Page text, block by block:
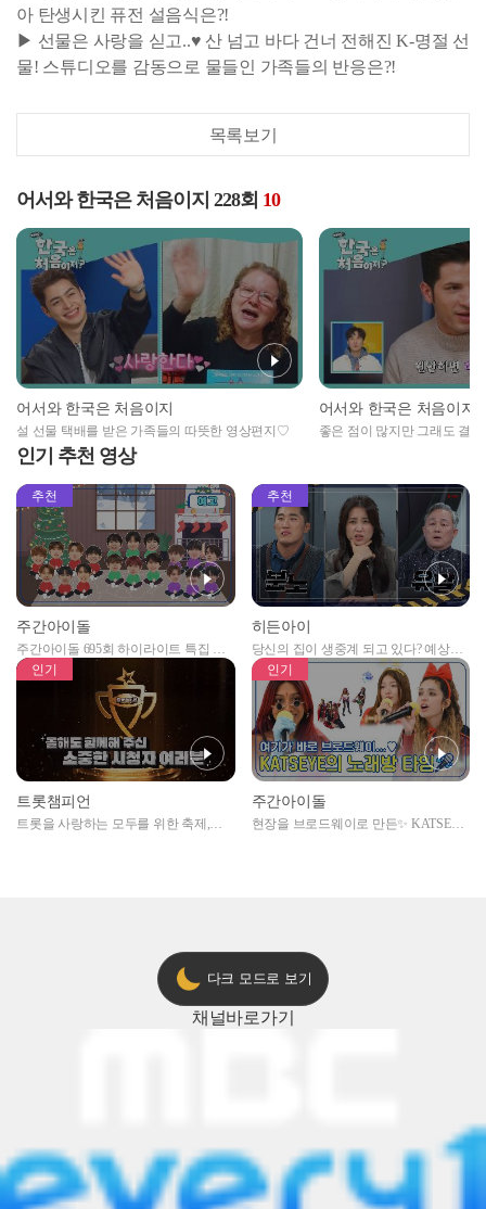
아 탄생시킨 퓨전 설음식은?!
▶ 선물은 사랑을 싣고..♥ 산 넘고 바다 건너 전해진 K-명절 선
물! 스튜디오를 감동으로 물들인 가족들의 반응은?!
목록보기
어서와 한국은 처음이지 228회 10
어서와 한국은 처음이지
설 선물 택배를 받은 가족들의 따뜻한 영상편지♡
어서와 한국은 처음이지
좋은 점이 많지만 그래도 결
인기 추천 영상
추천
주간아이돌
주간아이돌 695회 하이라이트 특집 남
자아이돌편 예고
추천
히든아이
당신의 집이 생중계 되고 있다? 예상치
못한 곳에서 일어나는 불법촬영 범죄!
인기
트롯챔피언
트롯을 사랑하는 모두를 위한 축제,
인기
주간아이돌
현장을 브로드웨이로 만든✨ KATSEYE
다크 모드로 보기
채널바로가기